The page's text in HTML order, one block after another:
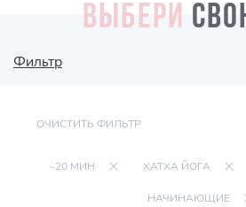
ВЫБЕРИ
Фильтр
ОЧИСТИТЬ ФИЛЬТР
~20 МИН ХАТХА ЙОГА
НАЧИНАЮЩИЕ